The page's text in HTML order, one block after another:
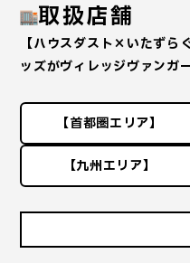
取扱店舗
【ハウスダスト×いたずら
ッズがヴィレッジヴァンガ
【首都圏エリア】
【九州エリア】